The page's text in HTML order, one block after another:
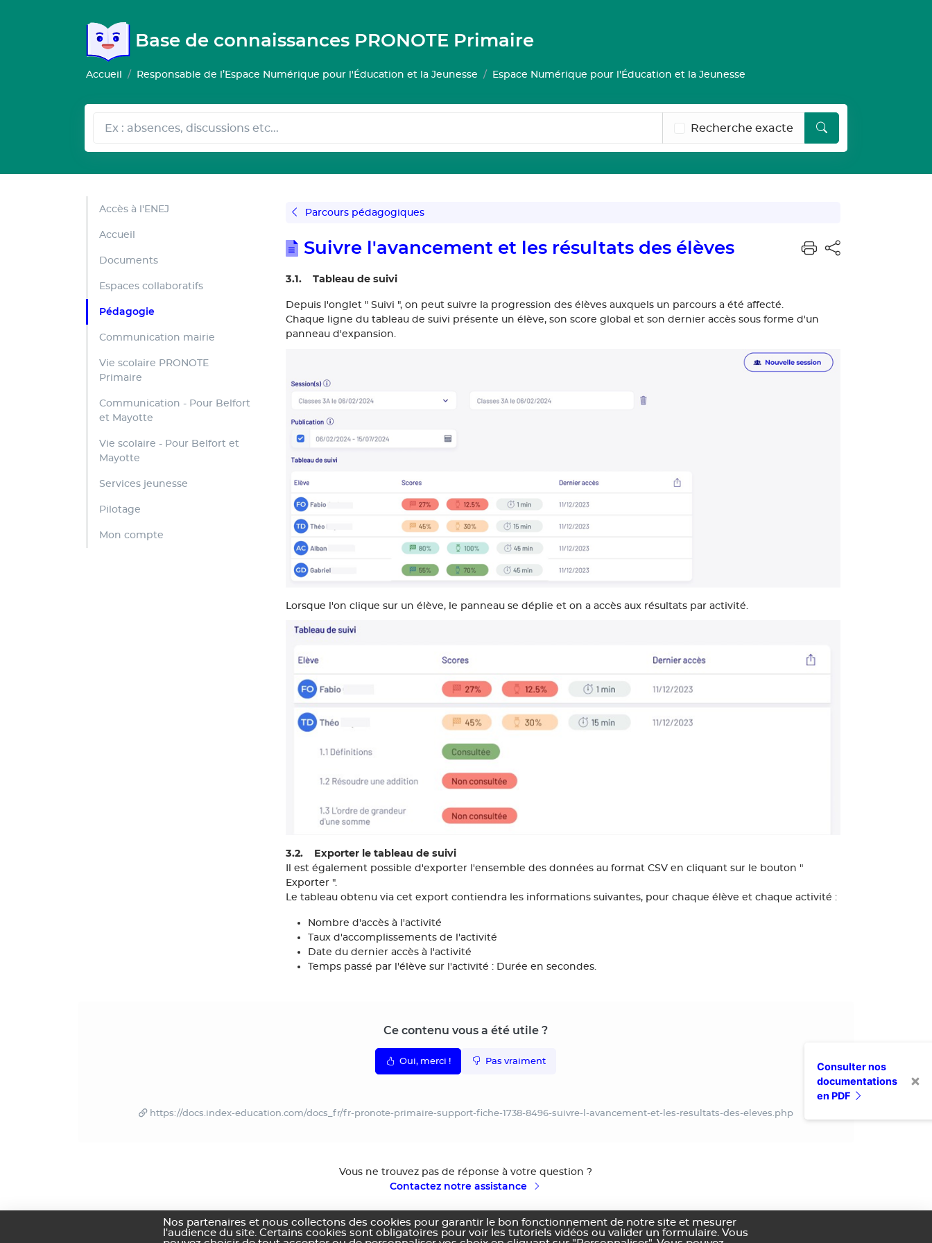
Base de connaissances PRONOTE Primaire
Accueil Responsable de l’Espace Numérique pour l'Éducation et la Jeunesse Espace Numérique pour l'Éducation et la Jeunesse
Recherche exacte
Accès à l'ENEJ
Accueil
Documents
Espaces collaboratifs
Pédagogie
Communication mairie
Vie scolaire PRONOTE
Primaire
Communication - Pour Belfort
et Mayotte
Vie scolaire - Pour Belfort et
Mayotte
Services jeunesse
Pilotage
Mon compte
Parcours pédagogiques
Suivre l'avancement et les résultats des élèves
3.1. Tableau de suivi
Depuis l'onglet " Suivi ", on peut suivre la progression des élèves auxquels un parcours a été affecté.
Chaque ligne du tableau de suivi présente un élève, son score global et son dernier accès sous forme d'un
panneau d'expansion.
Lorsque l'on clique sur un élève, le panneau se déplie et on a accès aux résultats par activité.
3.2. Exporter le tableau de suivi
Il est également possible d'exporter l'ensemble des données au format CSV en cliquant sur le bouton "
Exporter ".
Le tableau obtenu via cet export contiendra les informations suivantes, pour chaque élève et chaque activité :
Nombre d'accès à l'activité
Taux d'accomplissements de l'activité
Date du dernier accès à l'activité
Temps passé par l'élève sur l'activité : Durée en secondes.
Ce contenu vous a été utile ?
Oui, merci ! Pas vraiment
https://docs.index-education.com/docs_fr/fr-pronote-primaire-support-fiche-1738-8496-suivre-l-avancement-et-les-resultats-des-eleves.php
Vous ne trouvez pas de réponse à votre question ?
Contactez notre assistance
Consulter nos
documentations
en PDF
Nos partenaires et nous collectons des cookies pour garantir le bon fonctionnement de notre site et mesurer
l'audience du site. Certains cookies sont obligatoires pour voir les tutoriels vidéos ou valider un formulaire. Vous